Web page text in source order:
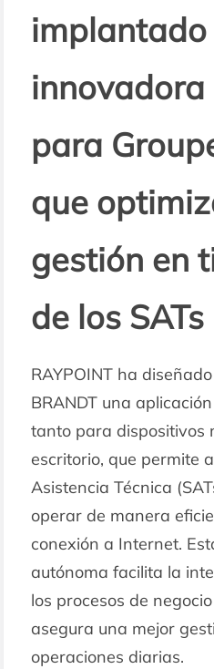
implantado
para
que
gestión en
de los SATs
RAYPOINT ha
BRANDT una
tanto para dispositivos
escritorio, que permite
Asistencia Técnica
operar de manera
conexión a Internet.
autónoma facilita la
los procesos de
asegura una mejor
operaciones diarias.